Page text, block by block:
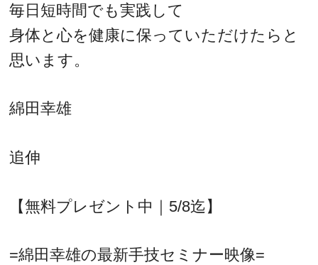
毎日短時間でも実践して
身体と心を健康に保っていただけたらと
思います。
綿田幸雄
追伸
【無料プレゼント中｜5/8迄】
=綿田幸雄の最新手技セミナー映像=